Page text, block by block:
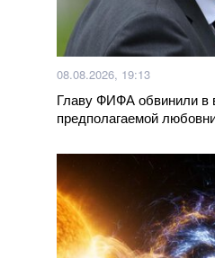
08.08.2026, 19:13
Главу ФИФА обвинили в
предполагаемой